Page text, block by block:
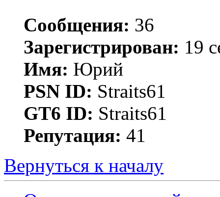
Сообщения: 36
Зарегистрирован: 19
Имя: Юрий
PSN ID: Straits61
GT6 ID: Straits61
Репутация: 41
Вернуться к началу